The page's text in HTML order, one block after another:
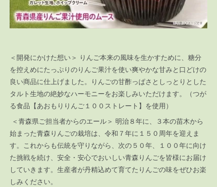
＜開発にかけた想い＞ りんご本来の風味を生かすために、糖分
を控えめにたっぷりのりんご果汁を使い爽やかな甘みと口どけの
良い商品に仕上げました。りんごの甘酢っぱさとしっとりとした
タルト生地の絶妙なハーモニーをお楽しみいただけます。（つが
る食品【あおもりりんご１００ストレート】を使用）
＜青森県ご担当者からのエール＞ 明治８年に、３本の苗木から
始まった青森りんごの栽培は、令和７年に１５０周年を迎えま
す。これからも伝統を守りながら、次の５０年、１００年に向け
た挑戦を続け、安全・安心でおいしい青森りんごを皆様にお届け
していきます。生産者が丹精込めて育てたりんごの味をぜひお楽
しみください。